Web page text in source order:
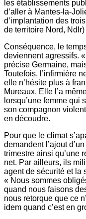
les établissements
d’aller à Mantes-la-
d’implantation des
de territoire Nord, Ndlr)
Conséquence, le
deviennent agressifs.
précise Germaine,
Toutefois, l’infirmière
elle n’hésite plus à
Mureaux. Elle l’a
lorsqu’une femme qui
son compagnon
en découdre.
Pour que le climat
demandent l’ajout
trimestre ainsi qu’une
net. Par ailleurs, ils
agent de sécurité et la
« Nous sommes
quand nous faisons
nous retorque que ce
idem quand c’est en